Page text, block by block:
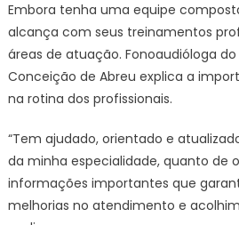
Embora tenha uma equipe
alcança com seus treinamentos
áreas de atuação. Fonoaudióloga do
Conceição de Abreu explica a
na rotina dos profissionais.
“Tem ajudado, orientado e
da minha especialidade, quanto de
informações importantes que
melhorias no atendimento e